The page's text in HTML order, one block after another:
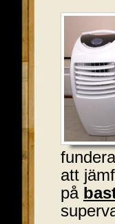
att
på